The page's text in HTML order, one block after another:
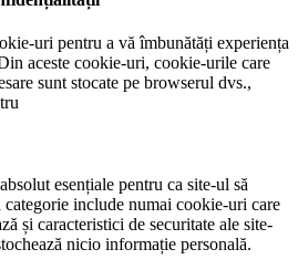
uri pentru a vă îmbunătăți experiența
aceste cookie-uri, cookie-urile care
sunt stocate pe browserul dvs.,
esențiale pentru ca site-ul să
include numai cookie-uri care
și caracteristici de securitate ale site-
nicio informație personală.